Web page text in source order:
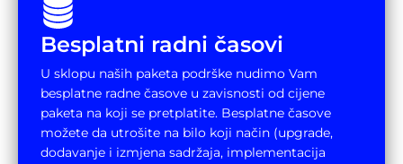
Besplatni radni časovi
U sklopu naših paketa podrške nudimo Vam
besplatne radne časove u zavisnosti od cijene
paketa na koji se pretplatite. Besplatne časove
možete da utrošite na bilo koji način (upgrade,
dodavanje i izmjena sadržaja, implementacija